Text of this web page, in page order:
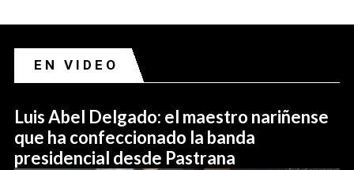
EN VIDEO
Luis Abel Delgado: el maestro nariñense
que ha confeccionado la banda
presidencial desde Pastrana